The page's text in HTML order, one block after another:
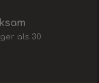
als 30